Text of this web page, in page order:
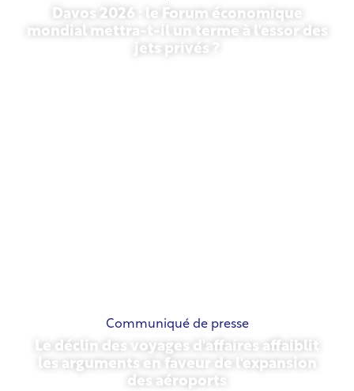
Davos 2026 : le Forum économique
mondial mettra-t-il un terme à l'essor des
jets privés ?
Communiqué de presse
Le déclin des voyages d'affaires affaiblit
les arguments en faveur de l'expansion
des aéroports